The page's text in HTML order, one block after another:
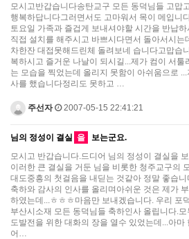
모시고반갑습니다송탄교구 모든 동덕님들 고맙
행복하답니다그러면서도 고마워서 목이 메입니
토요일 가족과 즐겁게 보내셔야할 시간을 반납
직접 설치를 해주시고 바쁘시다면서 돌아서시는
차한잔 대접못해드린체 돌려보네 습니다고맙습
복하시고 즐거운 나날이 되시길...제가 컴이 서툴
는 모습을 찍었는데 올리지 못함이 아쉬움으로
사를 했습니다정리도 못하고 …
주선자 2007-05-15 22:41:21
님의 정성이 결실 을
보는군요.
모시고 반갑습니다.드디어 님의 정성이 결실을
이러한 큰 결실을 거둔 님을 비롯한 청주교구의
대도중흥의 첫걸음을 내딛는 것같아 정말 좋습
축하와 감사의 인사를 올리며아쉬운 것은 제가
하였는데...ㅎㅎㅎ마음만 보내겠습니다. 우리 포
부산시소재 모든 동덕님들 축하인사 올립니다.
도발전을 위한 대화의 장을 열수 있었는데...아마
어…